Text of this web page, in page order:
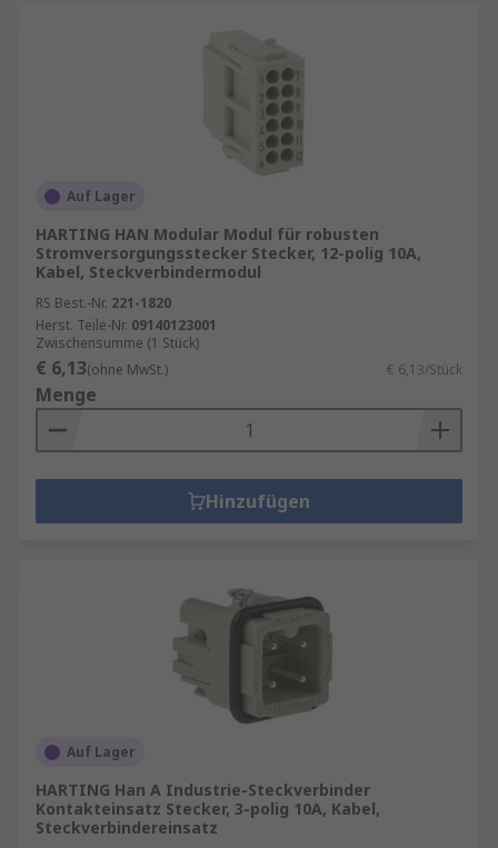
Auf Lager
HARTING HAN Modular Modul für robusten
Stromversorgungsstecker Stecker, 12-polig 10A,
Kabel, Steckverbindermodul
RS Best.-Nr. 221-1820
Herst. Teile-Nr. 09140123001
Zwischensumme (1 Stück)
€ 6,13(ohne MwSt.) € 6,13/Stück
Menge
Hinzufügen
Auf Lager
HARTING Han A Industrie-Steckverbinder
Kontakteinsatz Stecker, 3-polig 10A, Kabel,
Steckverbindereinsatz